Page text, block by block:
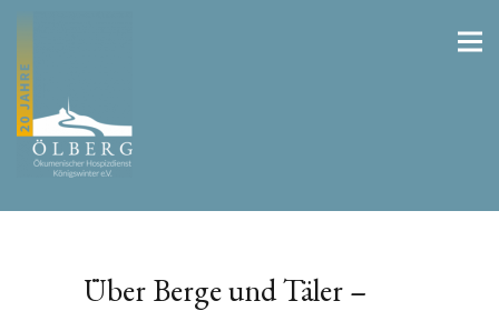
Über Berge und Täler –